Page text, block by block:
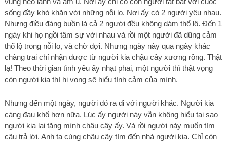
sống đầy khó khăn với những nỗi lo. Nơi ấy có 2 người yêu nhau.
Nhưng điều đáng buồn là cả 2 người đều không dám thổ lộ. Đến 1
ngày khi họ ngồi tâm sự với nhau và rồi một người đã dũng cảm
thổ lộ trong nỗi lo, và chờ đợi. Nhưng ngày này qua ngày khác
chàng trai chỉ nhận được từ người kia chậu cây xương rồng. Thật
lạ! Theo thời gian tình yêu ấy nhạt phai, một người thì thật vọng
còn người kia thì hi vọng sẽ hiểu tình cảm của mình.
Nhưng đến một ngày, người đó ra đi với người khác. Người kia
càng đau khổ hơn nữa. Lúc ấy người này vẫn không hiểu tại sao
người kia lại tặng mình chậu cây ấy. Và rồi người này muốn tìm
câu trả lời. Anh ta cùng chậu cây tìm đến nhà người kia. Chỉ còn